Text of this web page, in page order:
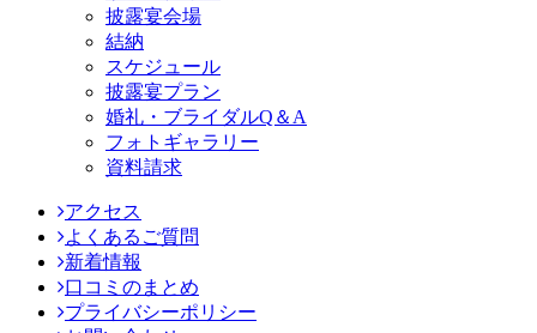
披露宴会場
結納
スケジュール
披露宴プラン
婚礼・ブライダルQ＆A
フォトギャラリー
資料請求
アクセス
よくあるご質問
新着情報
口コミのまとめ
プライバシーポリシー